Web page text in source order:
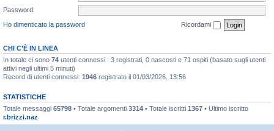
Password:
Ho dimenticato la password
Ricordami
CHI C’È IN LINEA
In totale ci sono 74 utenti connessi : 3 registrati, 0 nascosti e 71 ospiti (basato sugli utenti
attivi negli ultimi 5 minuti)
Record di utenti connessi: 1946 registrato il 01/03/2026, 13:56
STATISTICHE
Totale messaggi 65798 • Totale argomenti 3314 • Totale iscritti 1367 • Ultimo iscritto
r.brizzi.naz